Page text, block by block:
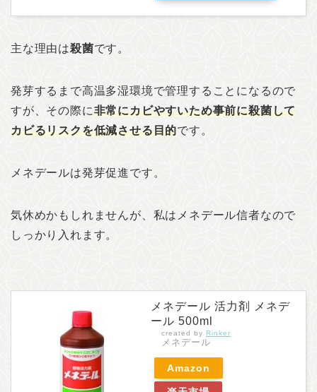
主な理由は殺菌です。
発芽するまで高温多湿環境で管理することになるので
すが、その際に非常にカビやすいため事前に殺菌して
カビるリスクを低減させる目的です。
メネデールは発芽促進です。
気休めかもしれませんが、私はメネデール信者なので
しっかり入れます。
メネデール 活力剤 メネデ
ール 500ml
created by Rinker
メネデール
Amazon